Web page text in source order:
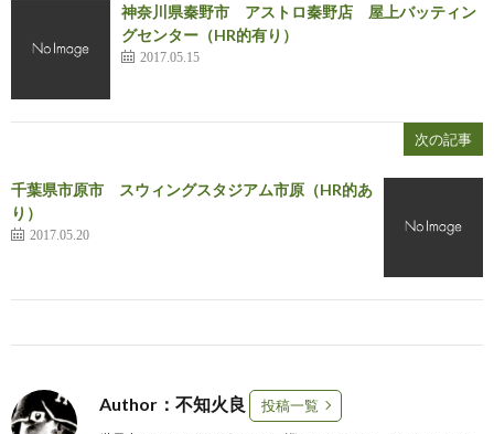
神奈川県秦野市 アストロ秦野店 屋上バッティン
グセンター（HR的有り）
2017.05.15
次の記事
千葉県市原市 スウィングスタジアム市原（HR的あ
り）
2017.05.20
Author：不知火良 投稿一覧